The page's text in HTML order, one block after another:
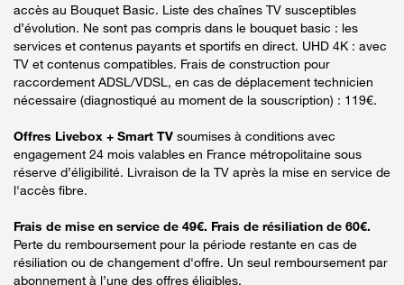
accès au Bouquet Basic. Liste des chaînes TV susceptibles
d’évolution. Ne sont pas compris dans le bouquet basic : les
services et contenus payants et sportifs en direct. UHD 4K : avec
TV et contenus compatibles. Frais de construction pour
raccordement ADSL/VDSL, en cas de déplacement technicien
nécessaire (diagnostiqué au moment de la souscription) : 119€.
Offres Livebox + Smart TV soumises à conditions avec
engagement 24 mois valables en France métropolitaine sous
réserve d’éligibilité. Livraison de la TV après la mise en service de
l'accès fibre.
Frais de mise en service de 49€. Frais de résiliation de 60€.
Perte du remboursement pour la période restante en cas de
résiliation ou de changement d'offre. Un seul remboursement par
abonnement à l’une des offres éligibles.